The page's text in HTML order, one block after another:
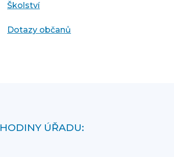
Školství
Dotazy občanů
ÚŘADU: